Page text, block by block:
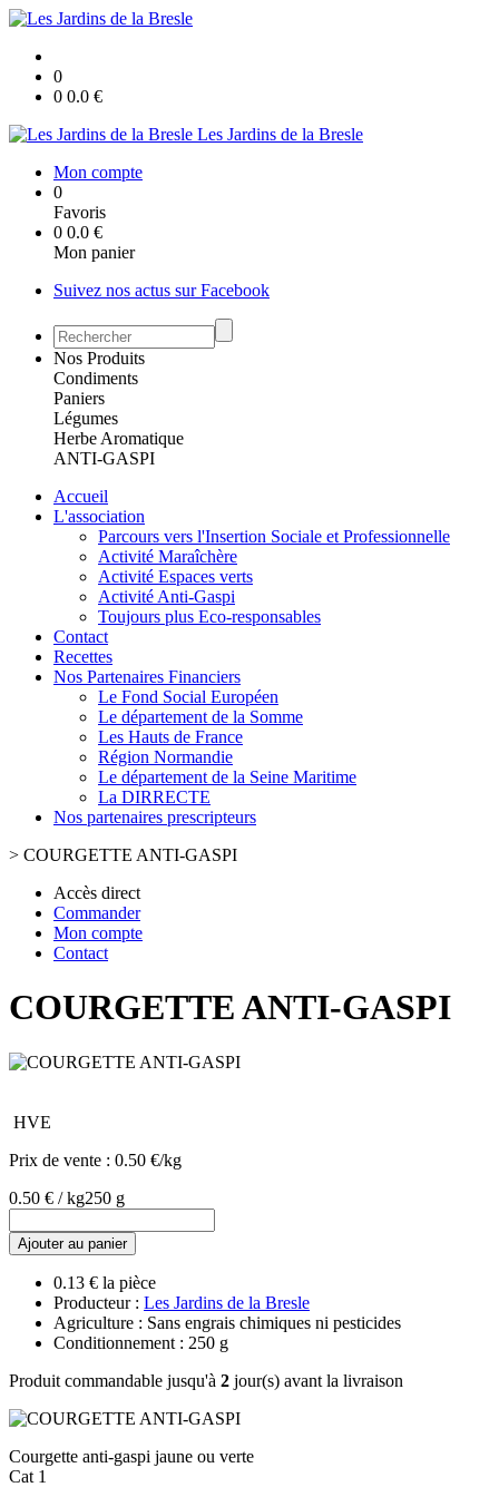
0
0 0.0 €
Les Jardins de la Bresle
Mon compte
0
Favoris
0 0.0 €
Mon panier
Suivez nos actus sur Facebook
Nos Produits
Condiments
Paniers
Légumes
Herbe Aromatique
ANTI-GASPI
Accueil
L'association
Parcours vers l'Insertion Sociale et Professionnelle
Activité Maraîchère
Activité Espaces verts
Activité Anti-Gaspi
Toujours plus Eco-responsables
Contact
Recettes
Nos Partenaires Financiers
Le Fond Social Européen
Le département de la Somme
Les Hauts de France
Région Normandie
Le département de la Seine Maritime
La DIRRECTE
Nos partenaires prescripteurs
> COURGETTE ANTI-GASPI
Accès direct
Commander
Mon compte
Contact
COURGETTE ANTI-GASPI
HVE
Prix de vente : 0.50 €/kg
0.50 € / kg250 g
Ajouter au panier
0.13 € la pièce
Producteur : Les Jardins de la Bresle
Agriculture : Sans engrais chimiques ni pesticides
Conditionnement : 250 g
Produit commandable jusqu'à 2 jour(s) avant la livraison
Courgette anti-gaspi jaune ou verte
Cat 1